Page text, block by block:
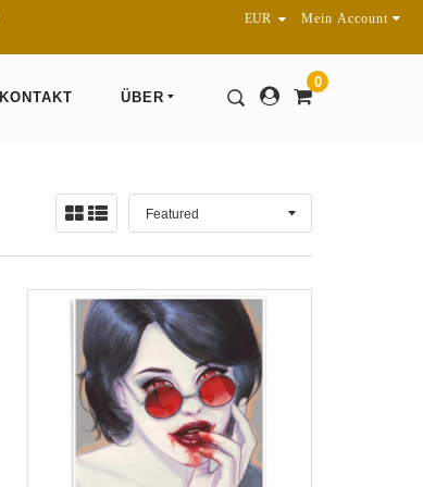
Mein Account
0
KONTAKT ÜBER
Ansicht: